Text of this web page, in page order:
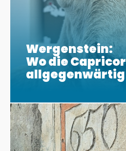
Wergenstein:
Wo die
allgegenwärtig